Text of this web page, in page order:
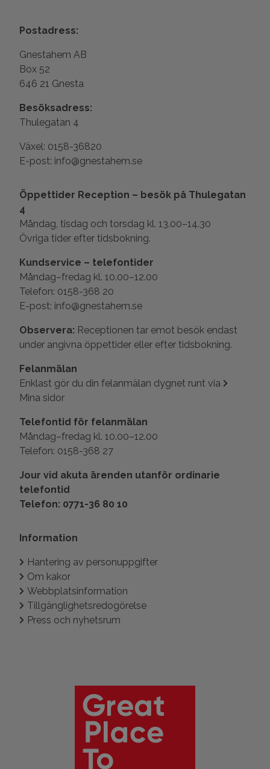
Postadress:
Gnestahem AB
Box 52
646 21 Gnesta
Besöksadress:
Thulegatan 4
Växel: 0158-36820
E-post: info@gnestahem.se
Öppettider Reception – besök på Thulegatan
4
Måndag, tisdag och torsdag kl. 13.00–14.30
Övriga tider efter tidsbokning.
Kundservice – telefontider
Måndag–fredag kl. 10.00–12.00
Telefon: 0158-368 20
E-post: info@gnestahem.se
Observera: Receptionen tar emot besök endast
under angivna öppettider eller efter tidsbokning.
Felanmälan
Enklast gör du din felanmälan dygnet runt via
Mina sidor
Telefontid för felanmälan
Måndag–fredag kl. 10.00–12.00
Telefon: 0158-368 27
Jour vid akuta ärenden utanför ordinarie
telefontid
Telefon: 0771-36 80 10
Information
Hantering av personuppgifter
Om kakor
Webbplatsinformation
Tillgänglighetsredogörelse
Press och nyhetsrum